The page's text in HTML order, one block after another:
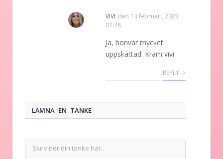
VIVI den 13 februari, 2023
07:28
Ja, honvar mycket
uppskattad. Kram vivi
REPLY
LÄMNA EN TANKE